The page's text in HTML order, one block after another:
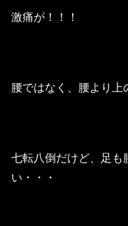
激痛が！！！
腰ではなく、腰より上
七転八倒だけど、足も
い・・・